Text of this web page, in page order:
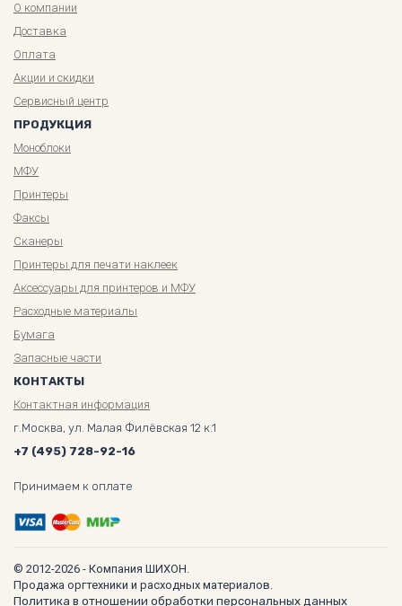
О компании
Доставка
Оплата
Акции и скидки
Сервисный центр
ПРОДУКЦИЯ
Моноблоки
МФУ
Принтеры
Факсы
Сканеры
Принтеры для печати наклеек
Аксессуары для принтеров и МФУ
Расходные материалы
Бумага
Запасные части
КОНТАКТЫ
Контактная информация
г.Москва, ул. Малая Филёвская 12 к.1
+7 (495) 728-92-16
Принимаем к оплате
© 2012-2026 - Компания ШИХОН.
Продажа оргтехники и расходных материалов.
Политика в отношении обработки персональных данных